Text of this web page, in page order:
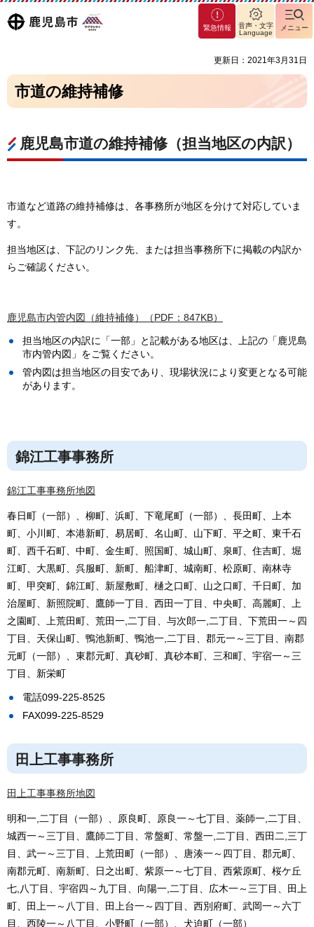
鹿児島
マグ
マシ
島市
緊急情報
音声・文字
Language
メニュー
更新日：2021年3月31日
市道の維持補修
鹿児島市道の維持補修（担当地区の内訳）
市道など道路の維持補修は、各事務所が地区を分けて対応していま
す。
担当地区は、下記のリンク先、または担当事務所下に掲載の内訳か
らご確認ください。
鹿児島市内管内図（維持補修）（PDF：847KB）
担当地区の内訳に「一部」と記載がある地区は、上記の「鹿児島
市内管内図」をご覧ください。
管内図は担当地区の目安であり、現場状況により変更となる可能
があります。
錦江工事事務所
錦江工事事務所地図
春日町（一部）、柳町、浜町、下竜尾町（一部）、長田町、上本
町、小川町、本港新町、易居町、名山町、山下町、平之町、東千石
町、西千石町、中町、金生町、照国町、城山町、泉町、住吉町、堀
江町、大黒町、呉服町、新町、船津町、城南町、松原町、南林寺
町、甲突町、錦江町、新屋敷町、樋之口町、山之口町、千日町、加
治屋町、新照院町、鷹師一丁目、西田一丁目、中央町、高麗町、上
之園町、上荒田町、荒田一,二丁目、与次郎一,二丁目、下荒田一～四
丁目、天保山町、鴨池新町、鴨池一,二丁目、郡元一～三丁目、南郡
元町（一部）、東郡元町、真砂町、真砂本町、三和町、宇宿一～三
丁目、新栄町
電話099-225-8525
FAX099-225-8529
田上工事事務所
田上工事事務所地図
明和一,二丁目（一部）、原良町、原良一～七丁目、薬師一,二丁目、
城西一～三丁目、鷹師二丁目、常盤町、常盤一,二丁目、西田二,三丁
目、武一～三丁目、上荒田町（一部）、唐湊一～四丁目、郡元町、
南郡元町、南新町、日之出町、紫原一～七丁目、西紫原町、桜ケ丘
七,八丁目、宇宿四～九丁目、向陽一,二丁目、広木一～三丁目、田上
町、田上一～八丁目、田上台一～四丁目、西別府町、武岡一～六丁
目、西陵一～八丁目、小野町（一部）、犬迫町（一部）